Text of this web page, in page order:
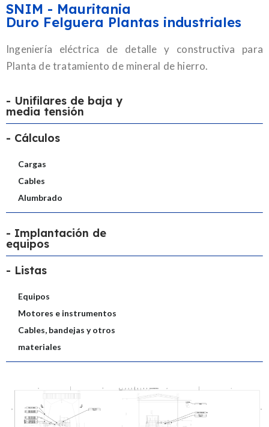
SNIM - Mauritania
Duro Felguera Plantas industriales
Ingeniería eléctrica de detalle y constructiva para
Planta de tratamiento de mineral de hierro.
- Unifilares de baja y
media tensión
- Cálculos
Cargas
Cables
Alumbrado
- Implantación de
equipos
- Listas
Equipos
Motores e instrumentos
Cables, bandejas y otros
materiales